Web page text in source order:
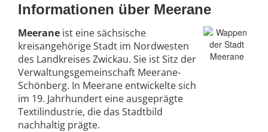
Informationen über Meerane
Meerane ist eine sächsische
kreisangehörige Stadt im Nordwesten
des Landkreises Zwickau. Sie ist Sitz der
Verwaltungsgemeinschaft Meerane-
Schönberg. In Meerane entwickelte sich
im 19. Jahrhundert eine ausgeprägte
Textilindustrie, die das Stadtbild
nachhaltig prägte.